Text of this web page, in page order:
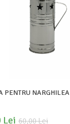
PENTRU NARGHILEA
60,00 Lei
Lei